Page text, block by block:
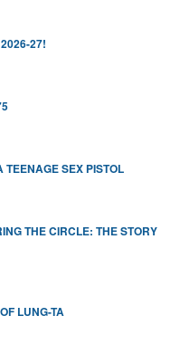
27!
SEX PISTOL
THE CIRCLE: THE STORY
LUNG-TA